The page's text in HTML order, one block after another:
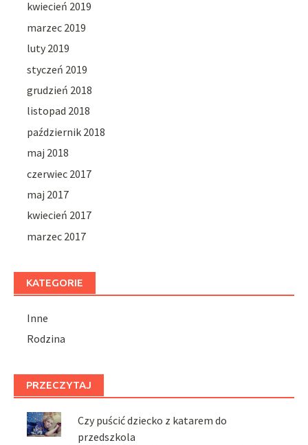
kwiecień 2019
marzec 2019
luty 2019
styczeń 2019
grudzień 2018
listopad 2018
październik 2018
maj 2018
czerwiec 2017
maj 2017
kwiecień 2017
marzec 2017
KATEGORIE
Inne
Rodzina
PRZECZYTAJ
Czy puścić dziecko z katarem do
przedszkola